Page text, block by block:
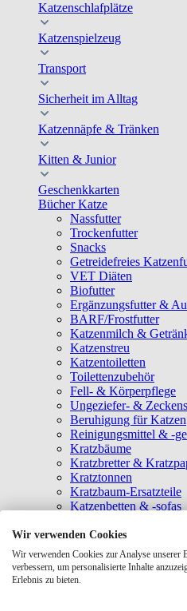
Katzenschlafplätze
Katzenspielzeug
Transport
Sicherheit im Alltag
Katzennäpfe & Tränken
Kitten & Junior
Geschenkkarten
Bücher Katze
Nassfutter
Trockenfutter
Snacks
Getreidefreies
VET Diäten
Biofutter
Ergänzungsfutter &
BARF/Frostfutter
Katzenmilch &
Katzenstreu
Katzentoiletten
Toilettenzubehör
Fell- & Körperpflege
Ungeziefer- &
Beruhigung für Katzen
Reinigungsmittel & -
Kratzbäume
Kratzbretter &
Kratztonnen
Kratzbaum-Ersatzteile
Katzenbetten & -sofas
Katzenhäuser
Hängematten &
Katzendecken & -
Baldrian- &
Wir verwenden Cookies
Wir verwenden Cookies zur Analyse unserer
verbessern, um personalisierte Inhalte
Erlebnis zu bieten.